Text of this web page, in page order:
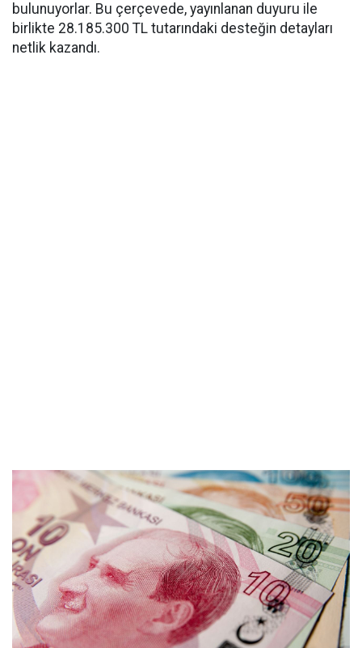
bulunuyorlar. Bu çerçevede, yayınlanan duyuru ile
birlikte 28.185.300 TL tutarındaki desteğin detayları
netlik kazandı.